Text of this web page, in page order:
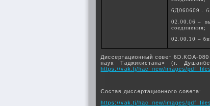
6Д060609 -
02.00.06 –
соединения;
02.00.10 –
Диссертационный совет 6D.KOA-
наук Таджикистана» (г.
https://vak.tj/hac_new/images/
Состав диссертационного совета:
https://vak.tj/hac_new/images/